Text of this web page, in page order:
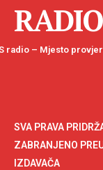
radio – Mjesto
SVA PRAVA
ZABRANJENO
IZDAVAČA